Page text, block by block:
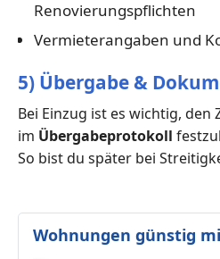
Renovierungspflichten
Vermieterangaben und
5) Übergabe &
Bei Einzug ist es wichtig,
im Übergabeprotokoll
So bist du später bei
Wohnungen günstig